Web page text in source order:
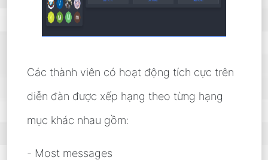
Các thành viên có hoạt động tích cực trên
diễn đàn được xếp hạng theo từng hạng
mục khác nhau gồm:
- Most messages